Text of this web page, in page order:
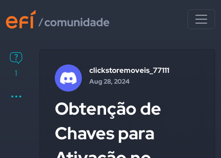
1 clickstoremoveis_77111
Aug 28, 2024
Obtenção de
Chaves para